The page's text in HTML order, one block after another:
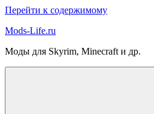
Перейти к содержимому
Mods-Life.ru
Моды для Skyrim, Minecraft и др.